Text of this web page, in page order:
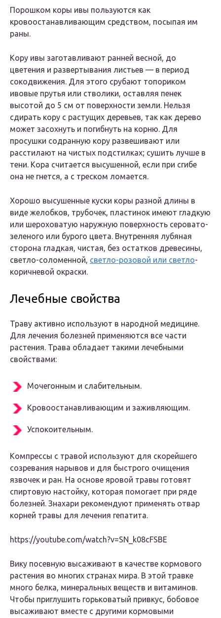
Порошком коры ивы пользуются как
кровоостанавливающим средством, посыпая им
раны.
Кору ивы заготавливают ранней весной, до
цветения и развертывания листьев — в период
сокодвижения. Для этого срубают топориком
ивовые прутья или стволики, оставляя пенек
высотой до 5 см от поверхности земли. Нельзя
сдирать кору с растущих деревьев, так как дерево
может засохнуть и погибнуть на корню. Для
просушки содранную кору развешивают или
расстилают на чистых подстилках; сушить лучше в
тени. Кора считается высушенной, если при сгибе
она не гнется, а с треском ломается.
Хорошо высушенные куски коры разной длины в
виде желобков, трубочек, пластинок имеют гладкую
или шероховатую наружную поверхность серовато-
зеленого или бурого цвета. Внутренняя лубяная
сторона гладкая, чистая, без остатков древесины,
светло-соломенной, светло-розовой или светло-
коричневой окраски.
Лечебные свойства
Траву активно используют в народной медицине.
Для лечения болезней применяются все части
растения. Трава обладает такими лечебными
свойствами:
Мочегонным и слабительным.
Кровоостанавливающим и заживляющим.
Успокоительным.
Компрессы с травой используют для скорейшего
созревания нарывов и для быстрого очищения
язвочек и ран. На основе яровой травы готовят
спиртовую настойку, которая помогает при ряде
болезней. Знахари рекомендуют применять отвар
корней травы для лечения гепатита.
https://youtube.com/watch?v=SN_k08cFSBE
Вику посевную высаживают в качестве кормового
растения во многих странах мира. В этой травке
много белка, минеральных веществ и витаминов.
Чтобы приглушить горьковатый привкус, бобовое
высаживают вместе с другими кормовыми